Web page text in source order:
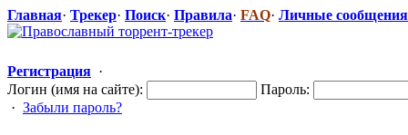
Главная· Трекер· Поиск· Правила· FAQ· Личные сообщения
Регистрация ·
Логин (имя на сайте):
Пароль:
· Забыли пароль?